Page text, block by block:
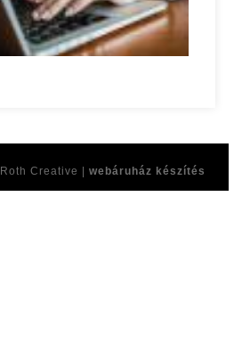
Roth Creative | webáruház készítés